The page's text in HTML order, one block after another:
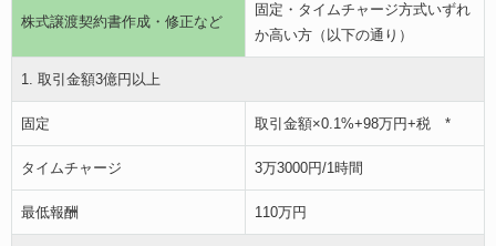
株式譲渡契約書作成・修正など
固定・タイムチャージ方式いずれ
か高い方（以下の通り）
1. 取引金額3億円以上
固定 取引金額×0.1%+98万円+税 *
タイムチャージ 3万3000円/1時間
最低報酬 110万円